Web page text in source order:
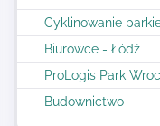
Cyklinowanie
Biurowce - Łódź
ProLogis Park
Budownictwo